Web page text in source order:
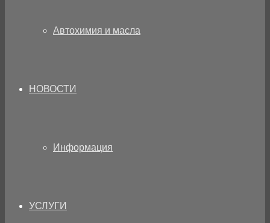
Автохимия и масла
НОВОСТИ
Информация
УСЛУГИ